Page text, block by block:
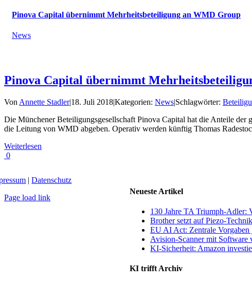
Pinova Capital übernimmt Mehrheitsbeteiligung an WMD Group
News
Pinova Capital übernimmt
Von Annette Stadler|18. Juli 2018|Kategorien:News|Schlagwörter:
Die Münchener Beteiligungsgesellschaft Pinova Capital hat die Anteile
die Leitung von WMD abgeben. Operativ werden künftig Thomas
Weiterlesen
0
Neueste Artikel
130 Jahre TA Triumph-Adler:
Brother setzt auf Piezo-
EU AI Act: Zentrale Vorgaben
Avision-Scanner mit Software
KI-Sicherheit: Amazon
KI trifft Archiv
|Datenschutz
Page load link